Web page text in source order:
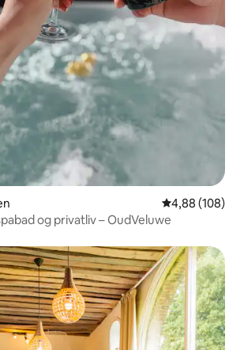
4,88 ud af 5 i
4,88 (108)
og privatliv – OudVeluwe